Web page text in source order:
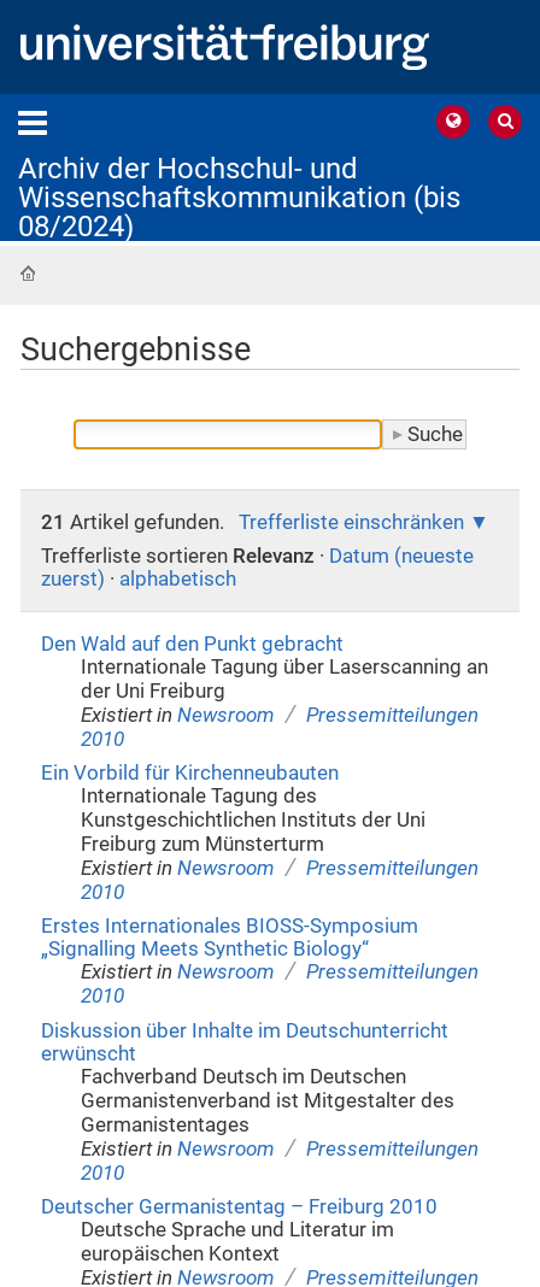
Archiv der Hochschul- und
Wissenschaftskommunikation (bis
08/2024)
Suchergebnisse
21 Artikel gefunden.
Trefferliste einschränken
Trefferliste sortieren Relevanz · Datum (neueste
zuerst) · alphabetisch
Den Wald auf den Punkt gebracht
Internationale Tagung über Laserscanning an
der Uni Freiburg
Existiert in Newsroom / Pressemitteilungen
2010
Ein Vorbild für Kirchenneubauten
Internationale Tagung des
Kunstgeschichtlichen Instituts der Uni
Freiburg zum Münsterturm
Existiert in Newsroom / Pressemitteilungen
2010
Erstes Internationales BIOSS-Symposium
„Signalling Meets Synthetic Biology“
Existiert in Newsroom / Pressemitteilungen
2010
Diskussion über Inhalte im Deutschunterricht
erwünscht
Fachverband Deutsch im Deutschen
Germanistenverband ist Mitgestalter des
Germanistentages
Existiert in Newsroom / Pressemitteilungen
2010
Deutscher Germanistentag – Freiburg 2010
Deutsche Sprache und Literatur im
europäischen Kontext
Existiert in Newsroom / Pressemitteilungen